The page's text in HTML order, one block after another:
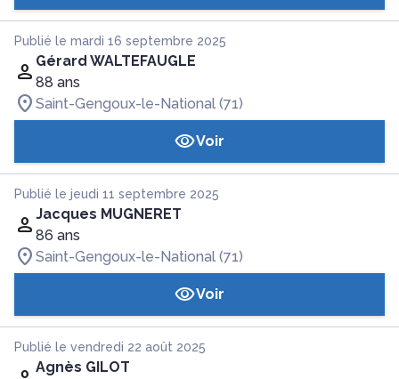
Publié le mardi 16 septembre 2025
Gérard WALTEFAUGLE
88 ans
Saint-Gengoux-le-National (71)
Voir
Publié le jeudi 11 septembre 2025
Jacques MUGNERET
86 ans
Saint-Gengoux-le-National (71)
Voir
Publié le vendredi 22 août 2025
Agnès GILOT